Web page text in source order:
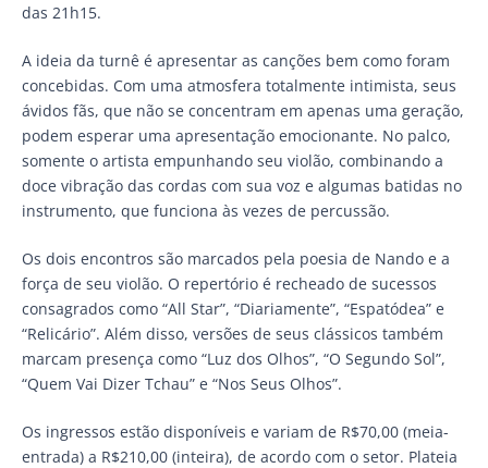
das 21h15.
A ideia da turnê é apresentar as canções bem como foram
concebidas. Com uma atmosfera totalmente intimista, seus
ávidos fãs, que não se concentram em apenas uma geração,
podem esperar uma apresentação emocionante. No palco,
somente o artista empunhando seu violão, combinando a
doce vibração das cordas com sua voz e algumas batidas no
instrumento, que funciona às vezes de percussão.
Os dois encontros são marcados pela poesia de Nando e a
força de seu violão. O repertório é recheado de sucessos
consagrados como “All Star”, “Diariamente”, “Espatódea” e
“Relicário”. Além disso, versões de seus clássicos também
marcam presença como “Luz dos Olhos”, “O Segundo Sol”,
“Quem Vai Dizer Tchau” e “Nos Seus Olhos”.
Os ingressos estão disponíveis e variam de R$70,00 (meia-
entrada) a R$210,00 (inteira), de acordo com o setor. Plateia